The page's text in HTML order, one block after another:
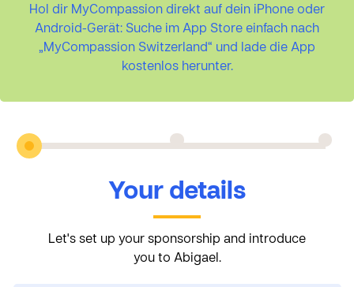
Hol dir MyCompassion direkt auf dein iPhone oder
Android-Gerät: Suche im App Store einfach nach
„MyCompassion Switzerland“ und lade die App
kostenlos herunter.
Your details
Let's set up your sponsorship and introduce
you to Abigael.